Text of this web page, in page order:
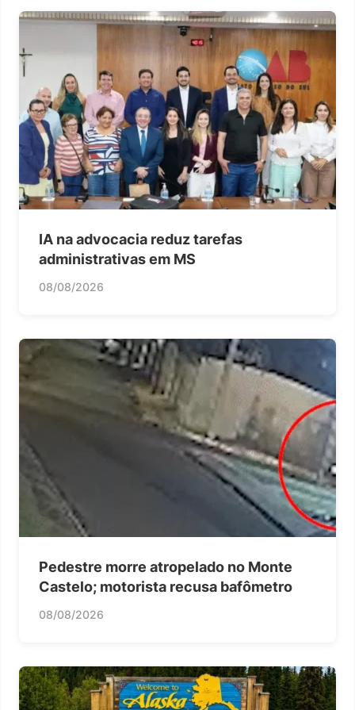
IA na advocacia reduz tarefas
administrativas em MS
08/08/2026
Pedestre morre atropelado no Monte
Castelo; motorista recusa bafômetro
08/08/2026